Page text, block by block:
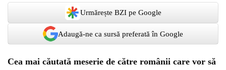
Urmărește BZI pe Google
Adaugă-ne ca sursă preferată în Google
Cea mai căutată meserie de către românii care vor să